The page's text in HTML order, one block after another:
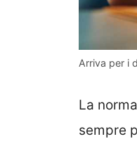
Arriva per i
La
sempre